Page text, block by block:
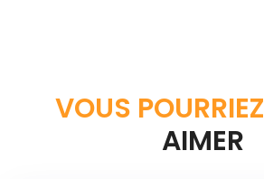
VOUS POURRIEZ
AIMER